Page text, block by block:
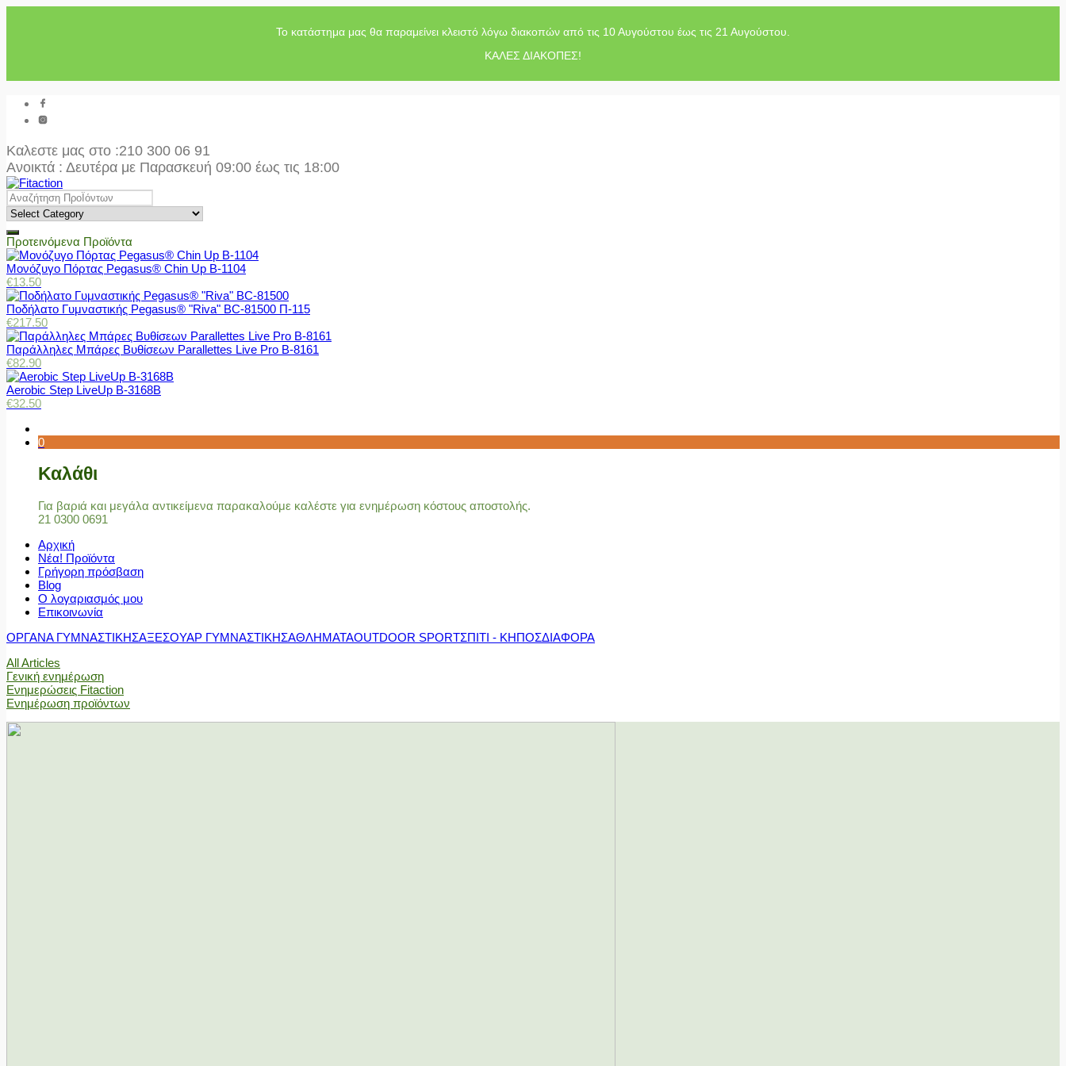
Το κατάστημα μας θα παραμείνει κλειστό λόγω διακοπών από τις 10 Αυγούστου έως τις 21 Αυγούστου.
ΚΑΛΕΣ ΔΙΑΚΟΠΕΣ!
Καλεστε μας στο :210 300 06 91
Ανοικτά : Δευτέρα με Παρασκευή 09:00 έως τις 18:00
Προτεινόμενα Προϊόντα
Μονόζυγο Πόρτας Pegasus® Chin Up Β-1104
€13.50
Ποδήλατο Γυμναστικής Pegasus® "Riva" BC-81500 Π-115
€217.50
Παράλληλες Μπάρες Βυθίσεων Parallettes Live Pro Β-8161
€82.90
Aerobic Step LiveUp B-3168B
€32.50
0
Καλάθι
Για βαριά και μεγάλα αντικείμενα παρακαλούμε καλέστε για ενημέρωση κόστους αποστολής.
21 0300 0691
Αρχική
Νέα! Προϊόντα
Γρήγορη πρόσβαση
Blog
Ο λογαριασμός μου
Επικοινωνία
ΟΡΓΑΝΑ ΓΥΜΝΑΣΤΙΚΗΣΑΞΕΣΟΥΑΡ ΓΥΜΝΑΣΤΙΚΗΣΑΘΛΗΜΑΤΑOUTDOOR SPORTΣΠΙΤΙ - ΚΗΠΟΣΔΙΑΦΟΡΑ
All Articles
Γενική ενημέρωση
Ενημερώσεις Fitaction
Ενημέρωση προϊόντων